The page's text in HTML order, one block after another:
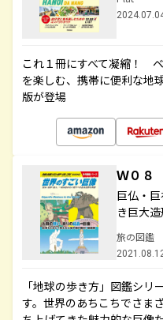
これ１冊にすべて凝縮！
を楽しむ、携帯に便利な地
版が登場
Ｗ０８
巨仏・
き巨大
旅の図鑑
「地球の歩き方」図鑑シ
す。世界のあちこちでさま